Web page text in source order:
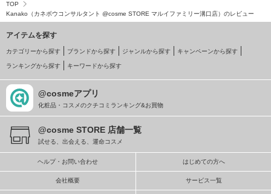
TOP
Kanako（カネボウコンサルタント @cosme STORE マルイファミリー溝口店）のレビュー
アイテムを探す
カテゴリーから探す ブランドから探す ジャンルから探す キャンペーンから探す
ランキングから探す キーワードから探す
@cosmeアプリ
化粧品・コスメのクチコミランキング&お買物
@cosme STORE 店舗一覧
試せる、出会える、運命コスメ
ヘルプ・お問い合わせ はじめての方へ
会社概要 サービス一覧